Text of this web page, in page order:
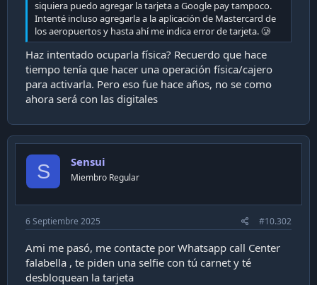
siquiera puedo agregar la tarjeta a Google pay tampoco.
Intenté incluso agregarla a la aplicación de Mastercard de
los aeropuertos y hasta ahí me indica error de tarjeta. 🥲
Haz intentado ocuparla física? Recuerdo que hace
tiempo tenía que hacer una operación física/cajero
para activarla. Pero eso fue hace años, no se como
ahora será con las digitales
S Sensui
Miembro Regular
6 Septiembre 2025 #10.302
Ami me pasó, me contacte por Whatsapp call Center
falabella , te piden una selfie con tú carnet y té
desbloquean la tarjeta